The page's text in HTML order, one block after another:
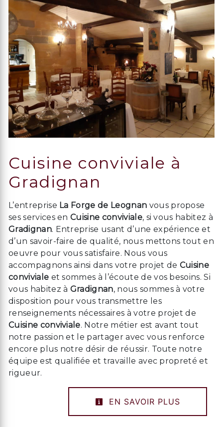
Cuisine conviviale à
Gradignan
L’entreprise La Forge de Leognan vous propose
ses services enCuisine conviviale, si vous habitez à
Gradignan. Entreprise usant d’une expérience et
d’un savoir-faire de qualité, nous mettons tout en
oeuvre pour vous satisfaire. Nous vous
accompagnons ainsi dans votre projet de Cuisine
conviviale et sommes à l’écoute de vos besoins. Si
vous habitez à Gradignan, nous sommes à votre
disposition pour vous transmettre les
renseignements nécessaires à votre projet de
Cuisine conviviale. Notre métier est avant tout
notre passion et le partager avec vous renforce
encore plus notre désir de réussir. Toute notre
équipe est qualifiée et travaille avec propreté et
rigueur.
EN SAVOIR PLUS